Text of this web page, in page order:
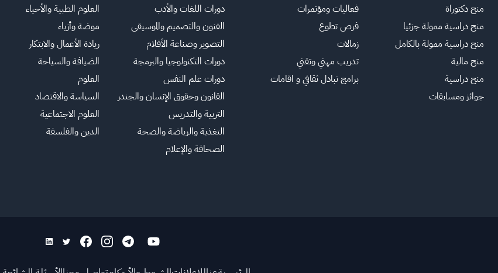
منح دكتوراة
منح دراسية ممولة جزئيا
منح دراسية ممولة بالكامل
منح مالية
منح دراسية
جوائز ومسابقات
فعاليات ومؤتمرات
فرص تطوع
زمالات
تدريب مهني وتقني
برامج تبادل ثقافي و اقامات
دورات اللغات والأدب
الفنون والتصميم والموسيقى
التصوير وصناعة الأفلام
دورات التكنولوجيا والبرمجة
دورات علم النفس
القانون وحقوق الإنسان والجندر
التربية والتدريس
التغذية والرياضة والصحة
الصحافة والإعلام
العلوم الطبية والأحياء
موضة وأزياء
ريادة الأعمال والابتكار
الضيافة والسياحة
العلوم
السياسة والاقتصاد
العلوم الاجتماعية
الدين والفلسفة